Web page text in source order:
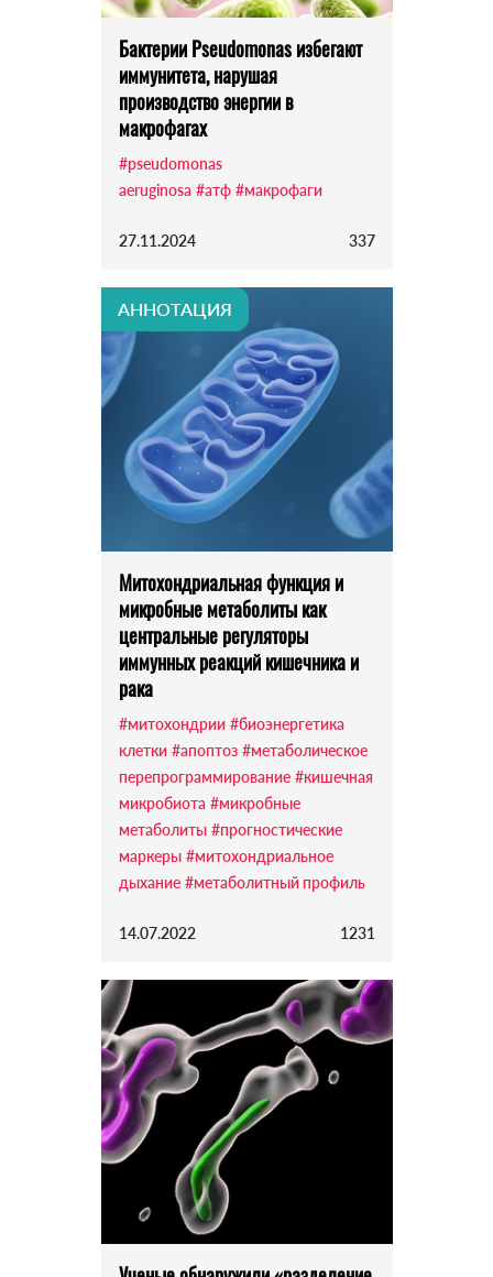
Бактерии Pseudomonas избегают
иммунитета, нарушая
производство энергии в
макрофагах
#pseudomonas
aeruginosa #атф #макрофаги
27.11.2024 337
АННОТАЦИЯ
Митохондриальная функция и
микробные метаболиты как
центральные регуляторы
иммунных реакций кишечника и
рака
#митохондрии #биоэнергетика
клетки #апоптоз #метаболическое
перепрограммирование #кишечная
микробиота #микробные
метаболиты #прогностические
маркеры #митохондриальное
дыхание #метаболитный профиль
14.07.2022 1231